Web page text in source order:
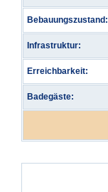
Bebauungszustand:
Infrastruktur:
Erreichbarkeit:
Badegäste: